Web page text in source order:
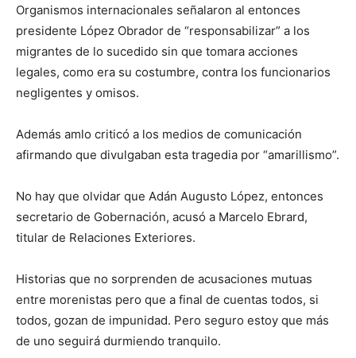
Organismos internacionales señalaron al entonces
presidente López Obrador de “responsabilizar” a los
migrantes de lo sucedido sin que tomara acciones
legales, como era su costumbre, contra los funcionarios
negligentes y omisos.
Además amlo criticó a los medios de comunicación
afirmando que divulgaban esta tragedia por “amarillismo”.
No hay que olvidar que Adán Augusto López, entonces
secretario de Gobernación, acusó a Marcelo Ebrard,
titular de Relaciones Exteriores.
Historias que no sorprenden de acusaciones mutuas
entre morenistas pero que a final de cuentas todos, si
todos, gozan de impunidad. Pero seguro estoy que más
de uno seguirá durmiendo tranquilo.